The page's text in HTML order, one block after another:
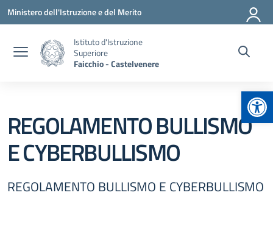
Vai ai contenuti
Vai al menu di navigazione
Vai al footer
Ministero dell'Istruzione e del Merito
Istituto d'Istruzione
Superiore
Faicchio - Castelvenere
REGOLAMENTO BULLISMO
E CYBERBULLISMO
REGOLAMENTO BULLISMO E CYBERBULLISMO